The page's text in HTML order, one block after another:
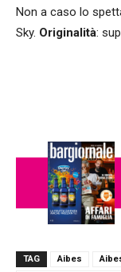
Non a caso lo
Sky. Originalità:
TAG Aibes